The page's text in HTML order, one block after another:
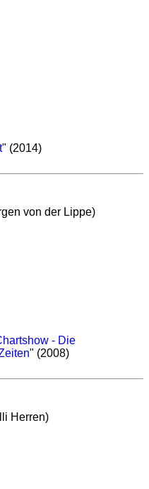
" (2014)
von der Lippe)
- Die
" (2008)
Herren)